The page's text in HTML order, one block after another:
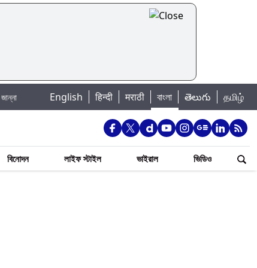
|সপ্তম বেতন কমিশন: কর্মচারীদের কাছে বিরাট সুখবর, রাজ্য সরকারের কাছে জমা পড়া
English हिन्दी मराठी বাংলা తెలుగు தமிழ்
বিনোদন লাইফ স্টাইল ভাইরাল ভিডিও